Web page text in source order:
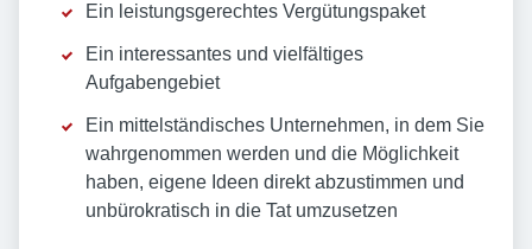
Ein leistungsgerechtes Vergütungspaket
Ein interessantes und vielfältiges
Aufgabengebiet
Ein mittelständisches Unternehmen, in dem Sie
wahrgenommen werden und die Möglichkeit
haben, eigene Ideen direkt abzustimmen und
unbürokratisch in die Tat umzusetzen